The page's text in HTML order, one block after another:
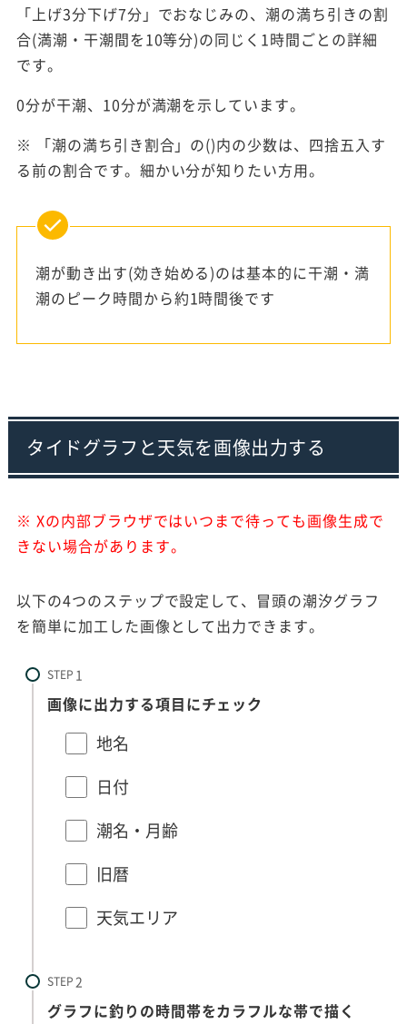
「上げ3分下げ7分」でおなじみの、潮の満ち引きの割
合(満潮・干潮間を10等分)の同じく1時間ごとの詳細
です。
0分が干潮、10分が満潮を示しています。
※ 「潮の満ち引き割合」の()内の少数は、四捨五入す
る前の割合です。細かい分が知りたい方用。
潮が動き出す(効き始める)のは基本的に干潮・満
潮のピーク時間から約1時間後です
タイドグラフと天気を画像出力する
※ Xの内部ブラウザではいつまで待っても画像生成で
きない場合があります。
以下の4つのステップで設定して、冒頭の潮汐グラフ
を簡単に加工した画像として出力できます。
STEP
画像に出力する項目にチェック
地名
日付
潮名・月齢
旧暦
天気エリア
STEP
グラフに釣りの時間帯をカラフルな帯で描く